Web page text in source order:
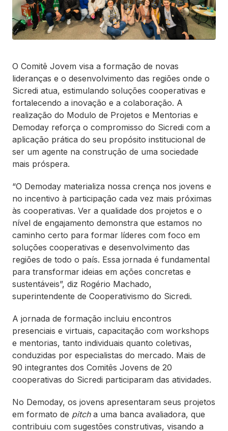
O Comitê Jovem visa a formação de novas
lideranças e o desenvolvimento das regiões onde o
Sicredi atua, estimulando soluções cooperativas e
fortalecendo a inovação e a colaboração. A
realização do Modulo de Projetos e Mentorias e
Demoday reforça o compromisso do Sicredi com a
aplicação prática do seu propósito institucional de
ser um agente na construção de uma sociedade
mais próspera.
“O Demoday materializa nossa crença nos jovens e
no incentivo à participação cada vez mais próximas
às cooperativas. Ver a qualidade dos projetos e o
nível de engajamento demonstra que estamos no
caminho certo para formar líderes com foco em
soluções cooperativas e desenvolvimento das
regiões de todo o país. Essa jornada é fundamental
para transformar ideias em ações concretas e
sustentáveis”, diz Rogério Machado,
superintendente de Cooperativismo do Sicredi.
A jornada de formação incluiu encontros
presenciais e virtuais, capacitação com workshops
e mentorias, tanto individuais quanto coletivas,
conduzidas por especialistas do mercado. Mais de
90 integrantes dos Comitês Jovens de 20
cooperativas do Sicredi participaram das atividades.
No Demoday, os jovens apresentaram seus projetos
em formato de pitcha uma banca avaliadora, que
contribuiu com sugestões construtivas, visando a